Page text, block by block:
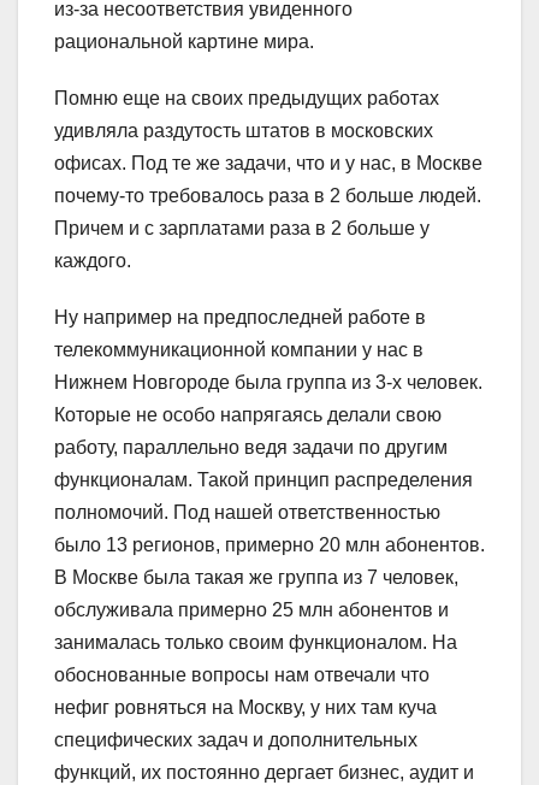
из-за несоответствия увиденного
рациональной картине мира.
Помню еще на своих предыдущих работах
удивляла раздутость штатов в московских
офисах. Под те же задачи, что и у нас, в Москве
почему-то требовалось раза в 2 больше людей.
Причем и с зарплатами раза в 2 больше у
каждого.
Ну например на предпоследней работе в
телекоммуникационной компании у нас в
Нижнем Новгороде была группа из 3-х человек.
Которые не особо напрягаясь делали свою
работу, параллельно ведя задачи по другим
функционалам. Такой принцип распределения
полномочий. Под нашей ответственностью
было 13 регионов, примерно 20 млн абонентов.
В Москве была такая же группа из 7 человек,
обслуживала примерно 25 млн абонентов и
занималась только своим функционалом. На
обоснованные вопросы нам отвечали что
нефиг ровняться на Москву, у них там куча
специфических задач и дополнительных
функций, их постоянно дергает бизнес, аудит и